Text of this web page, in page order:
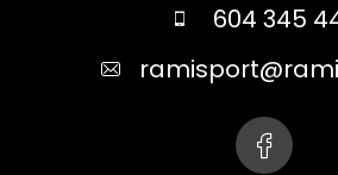
604 345
ramisport@